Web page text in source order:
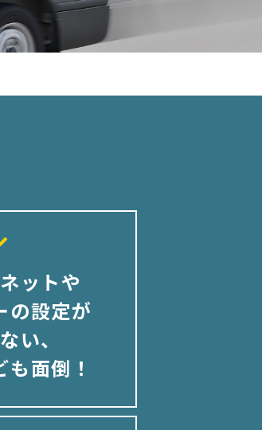
ットや
の設定が
い、
面倒！